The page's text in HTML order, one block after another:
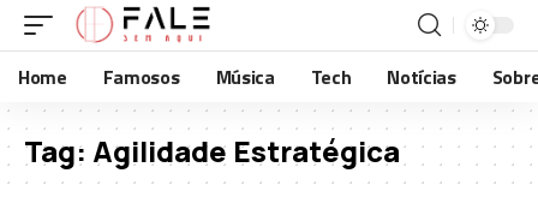
Home Famosos Música Tech Notícias
Tag: Agilidade Estratégica